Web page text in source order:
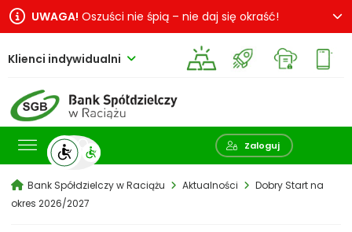
UWAGA! Oszuści nie śpią – nie daj się okraść!
Klienci indywidualni
Zaloguj
Pokaż wyszukiwarkę
Bank Spółdzielczy w Raciążu Aktualności
Dobry Start na
okres 2026/2027